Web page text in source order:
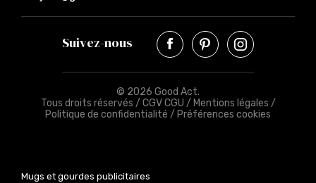
Suivez-nous
© 2026 Good Act.
Tous droits réservés / CGV CGU / Mentions légales /
Politique de confidentialité / Préférences cookies
Mugs et gourdes publicitaires